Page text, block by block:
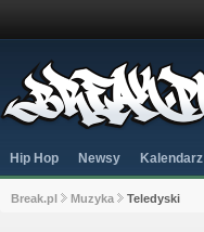
Hip Hop Newsy Kalendarz
Break.pl Muzyka Teledyski